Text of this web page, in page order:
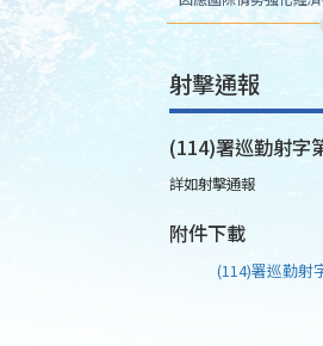
射擊通報
(114)署巡勤射字
詳如射擊通報
附件下載
(114)署巡勤射